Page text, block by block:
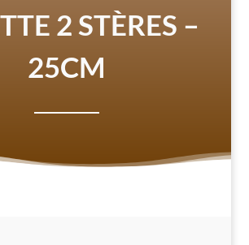
2 STÈRES –
25CM